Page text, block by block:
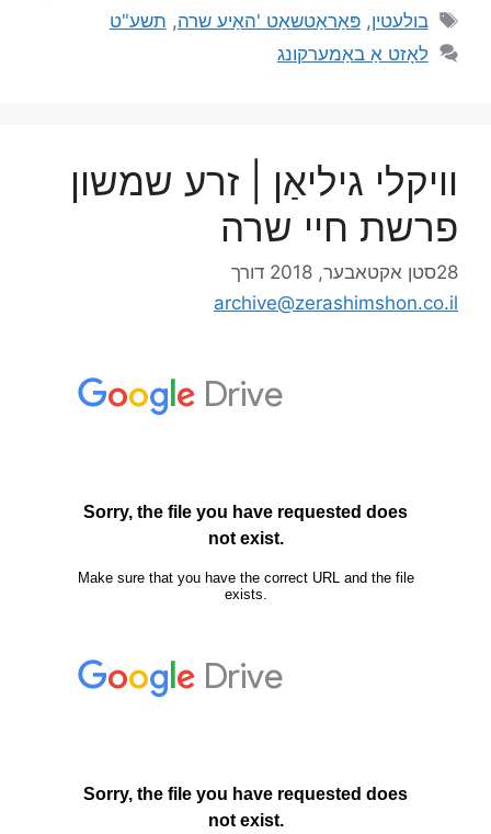
בולעטין,פּאַראַטשאַט 'האַיע שרה, תשע"ט
לאָזט אַ באַמערקונג
וויקלי גיליאַן | זרע שמשון
פרשת חיי שרה
28סטן אקטאבער, 2018
דורך
archive@zerashimshon.co.il